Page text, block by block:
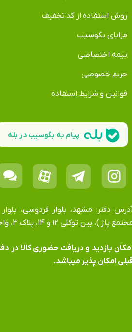
روش استفاده از کد تخفیف
مزایای بگوسیب
بیمه اختصاصی
حریم خصوصی
قوانین و شرایط استفاده
پاژ )، بین توکلی ۱۲ و ۱۴، پلاک ۳، واحد ۲
بازدید و دریافت حضوری کالا در
امکان پذیر میباشد.
پیام به بگوسیب در بله